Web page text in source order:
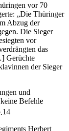
vor 70
„Die Thüringer
Abzug der
Die Sieger
vor
das
Gerüchte
der Sieger
und
Befehle
14
Herbert